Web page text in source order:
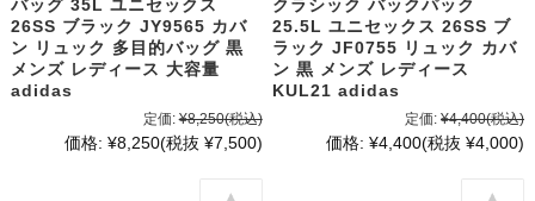
バッグ 35L ユニセックス
26SS ブラック JY9565 カバ
ン リュック 多目的バッグ 黒
メンズ レディース 大容量
adidas
定価: ¥8,250(税込)
価格: ¥8,250(税抜 ¥7,500)
クラシック バックパック
25.5L ユニセックス 26SS ブ
ラック JF0755 リュック カバ
ン 黒 メンズ レディース
KUL21 adidas
定価: ¥4,400(税込)
価格: ¥4,400(税抜 ¥4,000)